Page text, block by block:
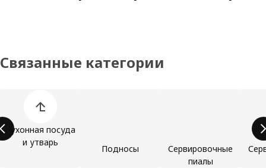
Связанные категории
Кухонная посуда
и утварь
Подносы
Сервировочные
пиалы